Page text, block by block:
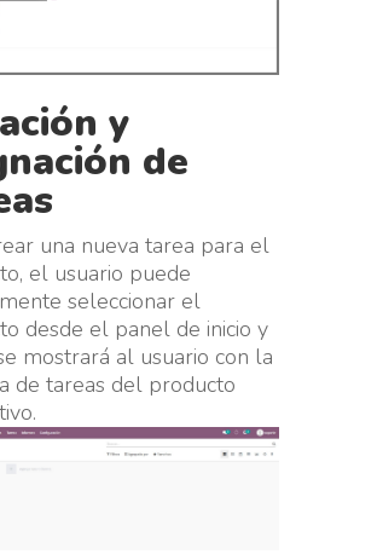
y
de
una nueva tarea para el
el usuario puede
seleccionar el
desde el panel de inicio y
mostrará al usuario con la
de tareas del producto